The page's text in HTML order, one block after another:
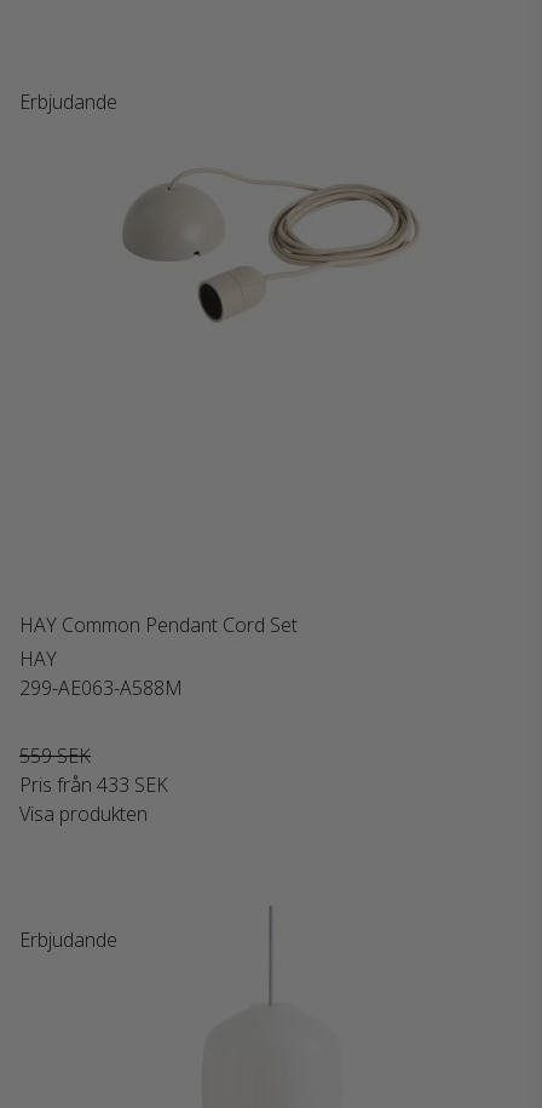
Erbjudande
HAY Common Pendant Cord Set
HAY
299-AE063-A588M
559 SEK
Pris från 433 SEK
Visa produkten
Erbjudande